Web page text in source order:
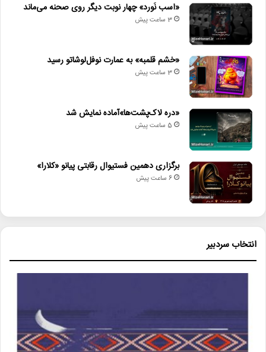
«اسب نَورد» چهار نوبت دیگر روی صحنه می‌ماند
3 ساعت پیش
«خشم قلمبه» به عمارت نوفل‌لوشاتو رسید
3 ساعت پیش
«دره لاک‌پشت‌ها»آماده نمایش شد
5 ساعت پیش
برگزاری دهمین فستیوال رقابتی پیانو «کلارا»
6 ساعت پیش
انتخاب سردبیر